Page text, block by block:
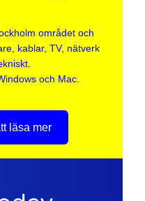
området och
kablar, TV, nätverk
och Mac.
läsa mer